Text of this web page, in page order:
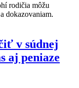
rodičia môžu
dokazovaniam.
v súdnej
aj peniaze